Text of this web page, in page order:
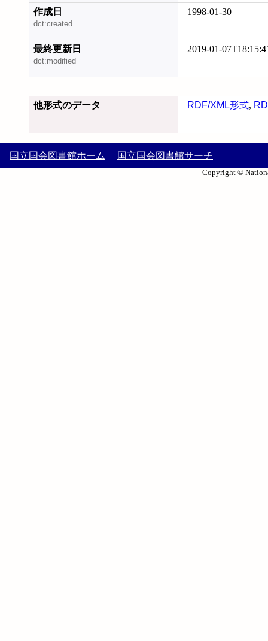
作成日
dct:created
1998-01-30
最終更新日
dct:modified
2019-01-
他形式のデータ RDF/XML形式,
国立国会図書館ホーム 国立国会図書館サーチ
Copyright ©